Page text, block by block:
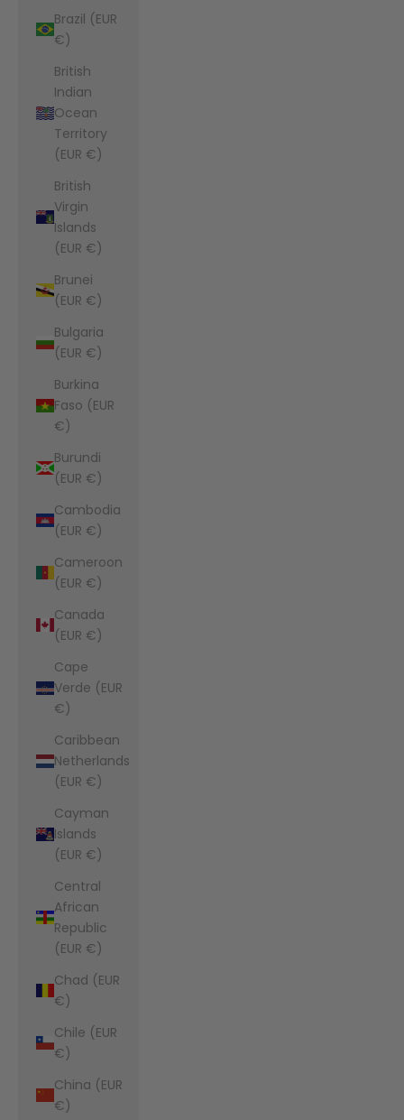
Brazil (EUR
€)
British
Indian
Ocean
Territory
(EUR €)
British
Virgin
Islands
(EUR €)
Brunei
(EUR €)
Bulgaria
(EUR €)
Burkina
Faso (EUR
€)
Burundi
(EUR €)
Cambodia
(EUR €)
Cameroon
(EUR €)
Canada
(EUR €)
Cape
Verde (EUR
€)
Caribbean
Netherlands
(EUR €)
Cayman
Islands
(EUR €)
Central
African
Republic
(EUR €)
Chad (EUR
€)
Chile (EUR
€)
China (EUR
€)